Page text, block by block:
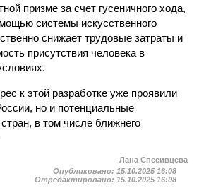
призме за счет гусеничного хода,
системы искусственного
снижает трудовые затраты и
присутствия человека в
к этой разработке уже проявили
но и потенциальные
в том числе ближнего
Лана Спесивцева
Опубликовано: 15.10.2025 16:08
Отредактировано: 15.10.2025 16:08